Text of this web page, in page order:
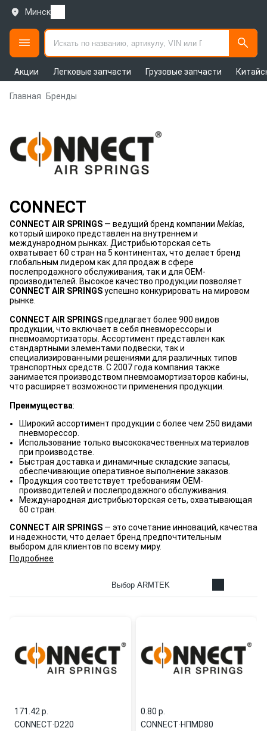
Минск
Акции Легковые запчасти Грузовые запчасти
Главная Бренды
CONNECT
CONNECT AIR SPRINGS — ведущий бренд компании Meklas,
который широко представлен на внутреннем и
международном рынках. Дистрибьюторская сеть
охватывает 60 стран на 5 континентах, что делает бренд
глобальным лидером как для продаж в сфере
послепродажного обслуживания, так и для OEM-
производителей. Высокое качество продукции позволяет
CONNECT AIR SPRINGSуспешно конкурировать на мировом
рынке.
CONNECT AIR SPRINGSпредлагает более 900 видов
продукции, что включает в себя пневморессоры и
пневмоамортизаторы. Ассортимент представлен как
стандартными элементами подвески, так и
специализированными решениями для различных типов
транспортных средств. С 2007 года компания также
занимается производством пневмоамортизаторов кабины,
что расширяет возможности применения продукции.
Преимущества:
Широкий ассортимент продукции с более чем 250 видами
пневморессор.
Использование только высококачественных материалов
при производстве.
Быстрая доставка и динамичные складские запасы,
обеспечивающие оперативное выполнение заказов.
Продукция соответствует требованиям OEM-
производителей и послепродажного обслуживания.
Международная дистрибьюторская сеть, охватывающая
60 стран.
CONNECT AIR SPRINGS — это сочетание инноваций, качества
и надежности, что делает бренд предпочтительным
выбором для клиентов по всему миру.
Подробнее
Выбор ARMTEK
171.42 p.
CONNECT·D220
0.80 p.
CONNECT·НПМD80